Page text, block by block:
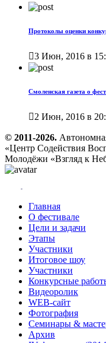
Протоколы оценки
3 Июн, 2016 в
Смоленская газета о
2 Июн, 2016 в
© 2011-2026.
«Центр Содействия
Молодёжи «Взгляд к
Главная
О фестивале
Цели и задачи
Этапы
Участники
Итоговое шоу
Участники
Конкурсные
Видеоролик
WEB-сайт
Фотография
Семинары &
Архив